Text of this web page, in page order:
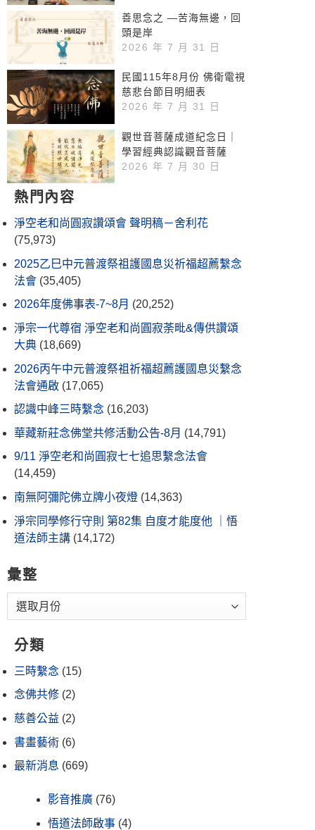
善思念之 —苦海無邊，回
頭是岸
2026 年 7 月 31 日
民國115年8月份 佛衛電視
慈悲台節目明細表
2026 年 7 月 31 日
觀世音菩薩成道紀念日｜
學習經典認識觀音菩薩
2026 年 7 月 30 日
熱門內容
淨空老和尚圓寂讚頌會 聲明稿－舍利花
(75,973)
2025乙巳中元普渡祭祖護國息災祈福超薦繫念
法會 (35,405)
2026年度佛事表-7~8月 (20,252)
淨宗一代尊宿 淨空老和尚圓寂荼毗&傳供讚頌
大典 (18,669)
2026丙午中元普渡祭祖祈福超薦護國息災繫念
法會通啟 (17,065)
認識中峰三時繫念 (16,203)
華藏新莊念佛堂共修活動公告-8月 (14,791)
9/11 淨空老和尚圓寂七七追思繫念法會
(14,459)
南無阿彌陀佛立牌小夜燈 (14,363)
淨宗同學修行守則 第82集 自度才能度他 ｜悟
道法師主講 (14,172)
彙整
分類
三時繫念 (15)
念佛共修 (2)
慈善公益 (2)
書畫藝術 (6)
最新消息 (669)
影音推廣 (76)
悟道法師啟事 (4)